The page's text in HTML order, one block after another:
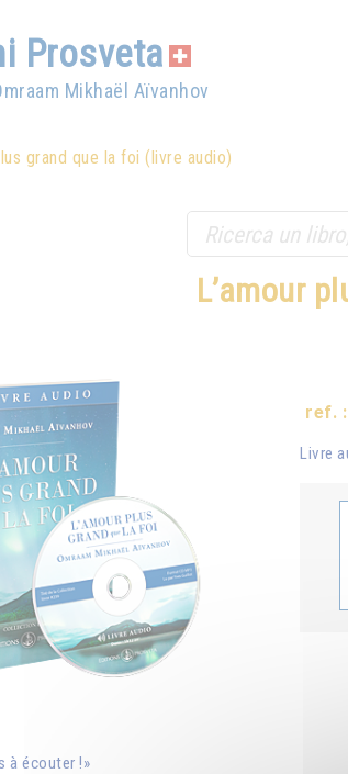
Prosveta
Mikhaël Aïvanhov
grand que la foi (livre audio)
L’amour
ref. :
Livre
à écouter !»